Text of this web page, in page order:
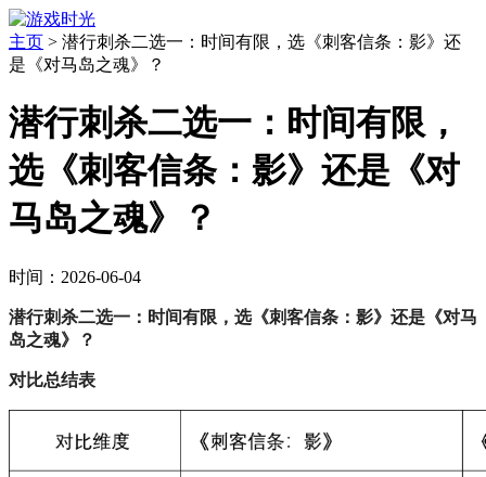
主页 > 潜行刺杀二选一：时间有限，选《刺客信条：影》还
是《对马岛之魂》？
潜行刺杀二选一：时间有限，
选《刺客信条：影》还是《对
马岛之魂》？
时间：2026-06-04
潜行刺杀二选一：时间有限，选《刺客信条：影》还是《对马
岛之魂》？
对比总结表